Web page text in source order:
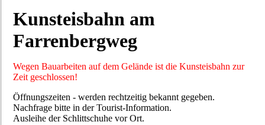
Kunsteisbahn am
Farrenbergweg
Wegen Bauarbeiten auf dem Gelände ist die Kunsteisbahn zur
Zeit geschlossen!
Öffnungszeiten - werden rechtzeitig bekannt gegeben.
Nachfrage bitte in der Tourist-Information.
Ausleihe der Schlittschuhe vor Ort.